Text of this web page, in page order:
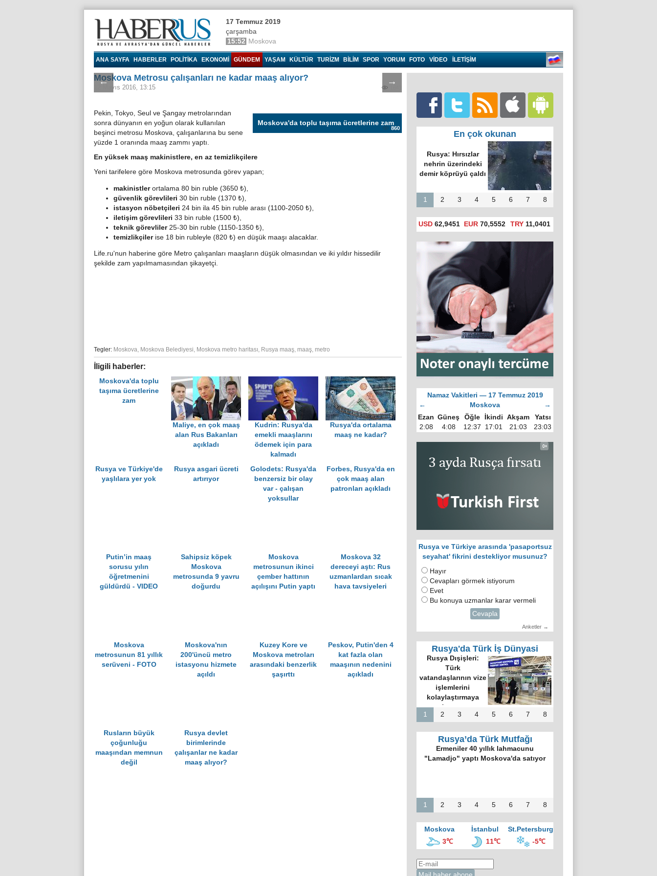
Haberrus.com
17 Temmuz 2019
çarşamba
15:52 Moskova
ANA SAYFA HABERLER POLITIKA EKONOMI GÜNDEM YAŞAM KÜLTÜR TURIZM BILIM SPOR YORUM FOTO VIDEO İLETİŞİM
← →
Moskova Metrosu çalışanları ne kadar maaş alıyor?
12 Mayıs 2016, 13:15
Moskova'da toplu taşıma ücretlerine zam
860
Pekin, Tokyo, Seul ve Şangay metrolarından
sonra dünyanın en yoğun olarak kullanılan
beşinci metrosu Moskova, çalışanlarına bu sene
yüzde 1 oranında maaş zammı yaptı.
En yüksek maaş makinistlere, en az temizlikçilere
Yeni tarifelere göre Moskova metrosunda görev yapan;
makinistlerortalama 80 bin ruble (3650 ₺),
güvenlik görevlileri 30 bin ruble (1370 ₺),
istasyon nöbetçileri 24 bin ila 45 bin ruble arası (1100-2050 ₺),
iletişim görevlileri 33 bin ruble (1500 ₺),
teknik görevliler25-30 bin ruble (1150-1350 ₺),
temizlikçilerise 18 bin rubleyle (820 ₺) en düşük maaşı alacaklar.
Life.ru'nun haberine göre Metro çalışanları maaşların düşük olmasından ve iki yıldır hissedilir
şekilde zam yapılmamasından şikayetçi.
Tegler: Moskova, Moskova Belediyesi, Moskova metro haritası, Rusya maaş, maaş, metro
İligili haberler:
Moskova'da toplu
taşıma ücretlerine
zam
Maliye, en çok maaş
alan Rus Bakanları
açıkladı
Kudrin: Rusya'da
emekli maaşlarını
ödemek için para
kalmadı
Rusya'da ortalama
maaş ne kadar?
Rusya ve Türkiye'de
yaşlılara yer yok
Rusya asgari ücreti
artırıyor
Golodets: Rusya'da
benzersiz bir olay
var - çalışan
yoksullar
Forbes, Rusya'da en
çok maaş alan
patronları açıkladı
Putin’in maaş
sorusu yılın
öğretmenini
güldürdü - VIDEO
Sahipsiz köpek
Moskova
metrosunda 9 yavru
doğurdu
Moskova
metrosunun ikinci
çember hattının
açılışını Putin yaptı
Moskova 32
dereceyi aştı: Rus
uzmanlardan sıcak
hava tavsiyeleri
Moskova
metrosunun 81 yıllık
serüveni - FOTO
Moskova'nın
200'üncü metro
istasyonu hizmete
açıldı
Kuzey Kore ve
Moskova metroları
arasındaki benzerlik
şaşırttı
Peskov, Putin'den 4
kat fazla olan
maaşının nedenini
açıkladı
Rusların büyük
çoğunluğu
maaşından memnun
değil
Rusya devlet
birimlerinde
çalışanlar ne kadar
maaş alıyor?
En çok okunan
Rusya: Hırsızlar
nehrin üzerindeki
demir köprüyü çaldı
1 2 3 4 5 6 7 8
USD 62,9451 EUR 70,5552 TRY 11,0401
Namaz Vakitleri — 17 Temmuz 2019
←
Moskova
→
Ezan Güneş Öğle İkindi Akşam
Yatsı
2:08
4:08 12:37 17:01 21:03 23:03
Rusya ve Türkiye arasında 'pasaportsuz
seyahat' fikrini destekliyor musunuz?
Hayır
Cevapları görmek istiyorum
Evet
Bu konuya uzmanlar karar vermeli
Cevapla
Anketler →
Rusya'da Türk İş Dünyasi
Rusya Dışişleri:
Türk
vatandaşlarının vize
işlemlerini
kolaylaştırmaya
hazırız
1
2 3 4 5 6 7 8
Rusya’da Türk Mutfağı
Ermeniler 40 yıllık lahmacunu
"Lamadjo" yaptı Moskova'da satıyor
1 2 3 4 5 6 7 8
Moskova İstanbul
St.Petersburg
3℃
11℃ -5℃